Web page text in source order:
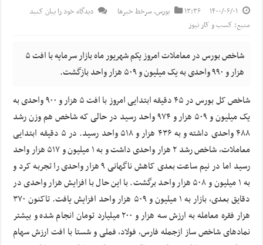
۱۴۰۰/۰۶/۰۱ ۱۳:۳۶ بورس,سرخط خبرها
دیدگاه خود را بیان کنید
منبع: کسب و کار نیوز
شاخص بورس در معاملات امروز یکم شهریور ماه بازار سرمایه با افت ۵
هزار و ۹۹۰ واحدی به یک میلیون و ۵۰۹ هزار واحد بازگشت.
شاخص کل بورس در ۴۵ دقیقه ابتدایی امروز با افت ۵ هزار و ۹۰۰ واحدی به
یک میلیون و ۵۰۹ هزار و ۹۷۴ واحد رسید در حالی که شاخص هم وزن رشد
۴۸۸ واحدی داشته و به ۴۳۶ هزار و ۵۱۸ واحد رسید. در ۵ دقیقه ابتدایی
معاملات، شاخص رشد ۲ هزار واحدی داشت و به ۱ میلیون و ۵۱۷ هزار واحد
رسید اما در نیم ساعت بعدی کاهش ناگهانی ۹ هزار واحدی را تجربه کرد و
به ۱ میلیون و ۵۰۸ هزار واحد برگشت. با این حال با افزایش هزار واحدی در
دقایق بعدی، بازار به ۱ میلیون و ۵۰۹ هزار واحد افزایش یافت. تاکنون ۳۷۰
هزار فقره معامله به ارزش سه هزار و ۲۰۰ میلیارد تومان انجام شده و بیشتر
نمادهای شاخص ساز ازجمله فارس، فولاد، فملی و شستا با افت ارزش سهام